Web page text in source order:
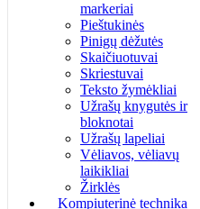
markeriai
Pieštukinės
Pinigų dėžutės
Skaičiuotuvai
Skriestuvai
Teksto žymėkliai
Užrašų knygutės ir
bloknotai
Užrašų lapeliai
Vėliavos, vėliavų
laikikliai
Žirklės
Kompiuterinė technika